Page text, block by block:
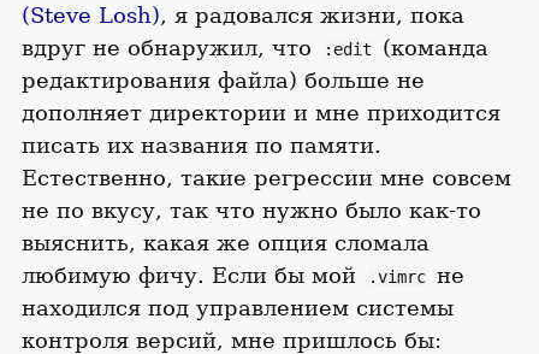
(Steve Losh), я радовался жизни, пока
вдруг не обнаружил, что
:edit
(команда
редактирования файла) больше не
дополняет директории и мне приходится
писать их названия по памяти.
Естественно, такие регрессии мне совсем
не по вкусу, так что нужно было как-то
выяснить, какая же опция сломала
любимую фичу. Если бы мой
.vimrc не
находился под управлением системы
контроля версий, мне пришлось бы: